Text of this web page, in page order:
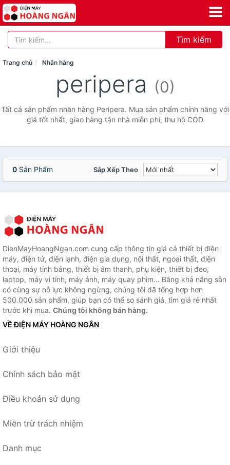
Tìm kiếm
Trang chủ Nhãn hàng
peripera (0)
Tất cả sản phẩm nhãn hàng Peripera. Mua sản phẩm chính hãng với
giá tốt nhất, giao hàng tận nhà miễn phí, thu hộ COD
0 Sản Phẩm Sắp Xếp Theo
DienMayHoangNgan.com cung cấp thông tin giá cả thiết bị điện
máy, điện tử, điện lạnh, điện gia dụng, nội thất, ngoại thất, điện
thoại, máy tính bảng, thiết bị âm thanh, phụ kiện, thiết bị đeo,
laptop, máy vi tính, máy ảnh, máy quay phim... Bằng khả năng sẵn
có cùng sự nỗ lực không ngừng, chúng tôi đã tổng hợp hơn
500.000 sản phẩm, giúp bạn có thể so sánh giá, tìm giá rẻ nhất
trước khi mua. Chúng tôi không bán hàng.
VỀ ĐIỆN MÁY HOÀNG NGÂN
Giới thiệu
Chính sách bảo mật
Điều khoản sử dụng
Miễn trừ trách nhiệm
Danh mục